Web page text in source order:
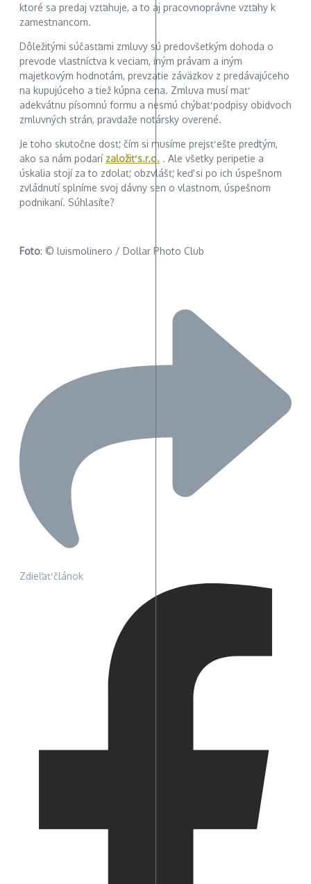
ktoré sa predaj vzťahuje, a to aj pracovnoprávne vzťahy k
zamestnancom.
Dôležitými súčasťami zmluvy sú predovšetkým dohoda o
prevode vlastníctva k veciam, iným právam a iným
majetkovým hodnotám, prevzatie záväzkov z predávajúceho
na kupujúceho a tiež kúpna cena. Zmluva musí mať
adekvátnu písomnú formu a nesmú chýbať podpisy obidvoch
zmluvných strán, pravdaže notársky overené.
Je toho skutočne dosť, čím si musíme prejsť ešte predtým,
ako sa nám podarí založiť s.r.o. . Ale všetky peripetie a
úskalia stojí za to zdolať, obzvlášť, keď si po ich úspešnom
zvládnutí splníme svoj dávny sen o vlastnom, úspešnom
podnikaní. Súhlasíte?
Foto: © luismolinero / Dollar Photo Club
Zdieľať článok